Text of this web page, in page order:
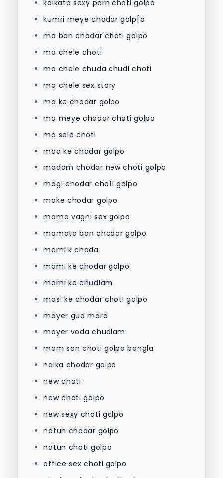
kolkata sexy porn choti golpo
kumri meye chodar golp[o
ma bon chodar choti golpo
ma chele choti
ma chele chuda chudi choti
ma chele sex story
ma ke chodar golpo
ma meye chodar choti golpo
ma sele choti
maa ke chodar golpo
madam chodar new choti golpo
magi chodar choti golpo
make chodar golpo
mama vagni sex golpo
mamato bon chodar golpo
mami k choda
mami ke chodar golpo
mami ke chudlam
masi ke chodar choti golpo
mayer gud mara
mayer voda chudlam
mom son choti golpo bangla
naika chodar golpo
new choti
new choti golpo
new sexy choti golpo
notun chodar golpo
notun choti golpo
office sex choti golpo